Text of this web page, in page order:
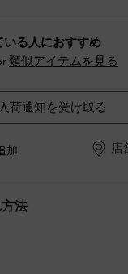
る人におすすめ
類似アイテムを見る
入荷通知を受け取る
加 店
法